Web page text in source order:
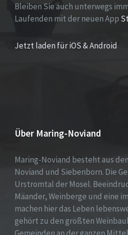
Bleiben Sie auch unterwegs
Laufenden mit der neuen App
Jetzt laden für iOS & Android
Über Maring-Noviand
Maring-Noviand besteht aus
Noviand und Siebenborn. Die
Urstromtal der Mosel.
Mäander, Weinberge und eine
machen hier das Leben
gehört zu den größten